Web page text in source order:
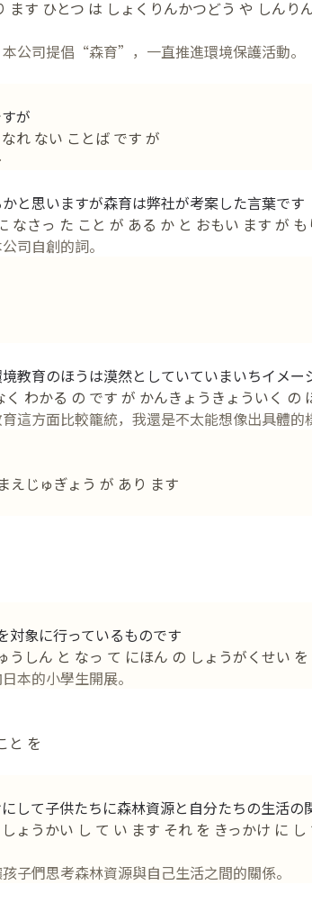
す ひとつ は しょくりんかつどう や しん
公司提倡“森育”，一直推進環境保護活動
が
れ ない ことば です が
と思いますが森育は弊社が考案した言葉です
さっ た こと が ある か と おもい ます が
自創的詞。
教育のほうは漠然としていていまいちイメー
わかる の です が かんきょうきょういく
這方面比較籠統，我還是不太能想像出具體
えじゅぎょう が あり ます
対象に行っているものです
しん と なっ て にほん の しょうがくせい
本的小學生開展。
と を
て子供たちに森林資源と自分たちの生活
ょうかい し て い ます それ を きっかけ に
子們思考森林資源與自己生活之間的關係。